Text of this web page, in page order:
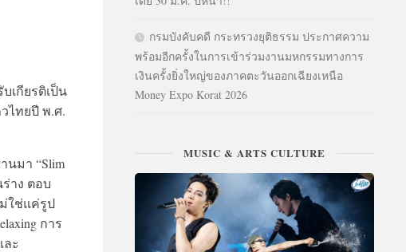
เกียรติเป็น
ไทยปี พ.ศ.
นมา “Slim
าง ตอบ
ใช่แค่รูป
การ
ะ
กรมบังคับคดี กระทรวงยุติธรรม ประกาศความ
พร้อมอีกครั้งในการเข้าร่วมงานมหกรรมทางการ
เงินครั้งยิ่งใหญ่ของภาคตะวันออกเฉียงเหนือ
Money Expo Korat 2026
MUSIC & ARTS CULTURE